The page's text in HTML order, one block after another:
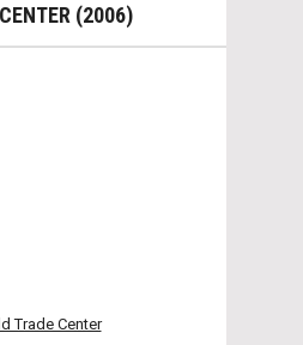
(2006)
Trade Center